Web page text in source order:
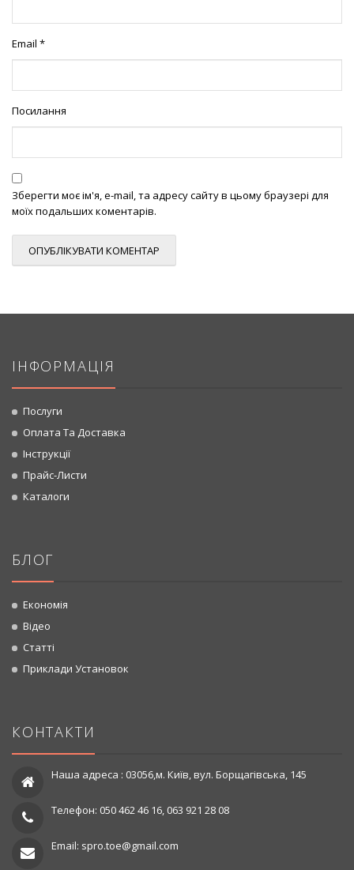
Email *
Посилання
Зберегти моє ім'я, e-mail, та адресу сайту в цьому браузері для
моїх подальших коментарів.
ІНФОРМАЦІЯ
Послуги
Оплата Та Доставка
Інструкції
Прайс-Листи
Каталоги
БЛОГ
Економія
Відео
Статті
Приклади Установок
КОНТАКТИ
Наша адреса : 03056,м. Київ, вул. Борщагівська, 145
Телефон: 050 462 46 16, 063 921 28 08
Email: spro.toe@gmail.com